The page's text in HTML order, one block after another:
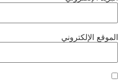
الموقع الإلكتروني